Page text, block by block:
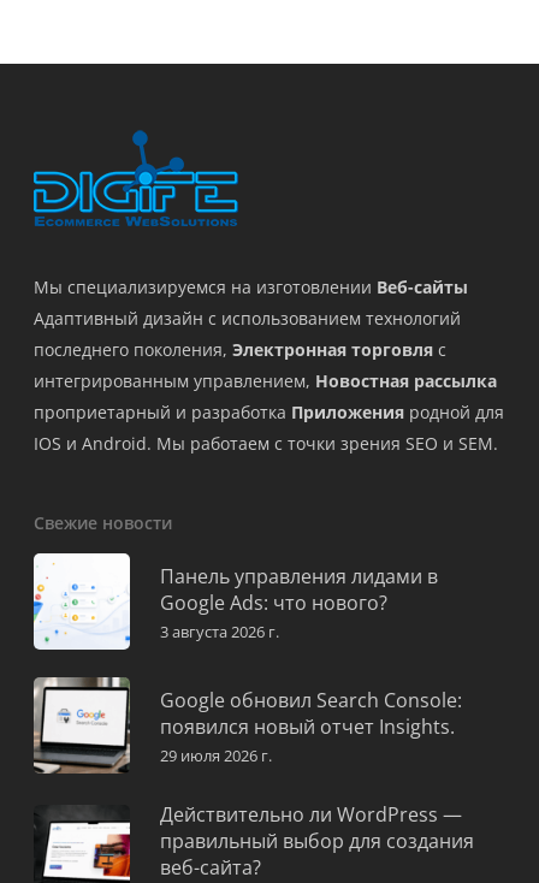
Мы специализируемся на изготовлении Веб-сайты
Адаптивный дизайн с использованием технологий
последнего поколения, Электронная торговля с
интегрированным управлением, Новостная рассылка
проприетарный и разработка Приложения родной для
IOS и Android. Мы работаем с точки зрения SEO и SEM.
Свежие новости
Панель управления лидами в
Google Ads: что нового?
3 августа 2026 г.
Google обновил Search Console:
появился новый отчет Insights.
29 июля 2026 г.
Действительно ли WordPress —
правильный выбор для создания
веб-сайта?